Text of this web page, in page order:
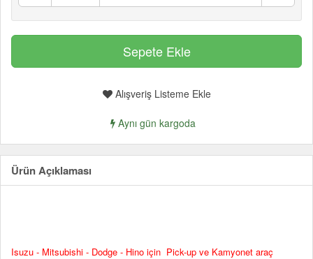
Alışveriş Listeme Ekle
Aynı gün kargoda
Ürün Açıklaması
Isuzu - Mitsubishi - Dodge - Hino için Pick-up ve Kamyonet araç